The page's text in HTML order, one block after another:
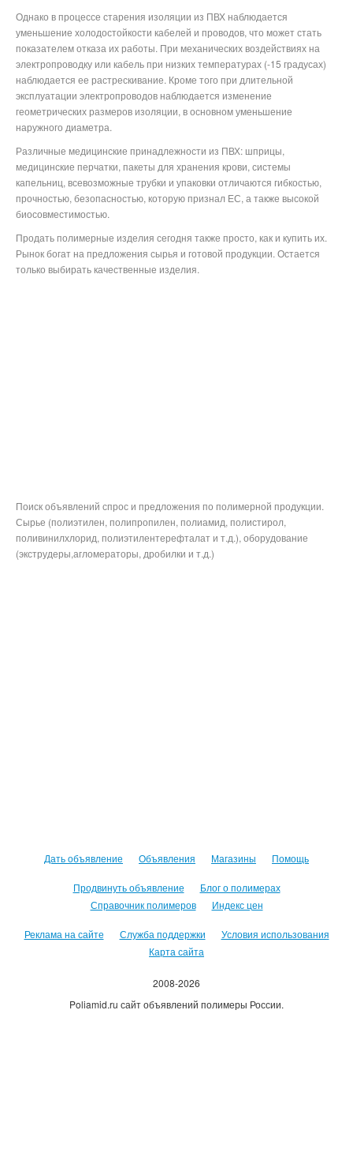
Однако в процессе старения изоляции из ПВХ наблюдается
уменьшение холодостойкости кабелей и проводов, что может стать
показателем отказа их работы. При механических воздействиях на
электропроводку или кабель при низких температурах (-15 градусах)
наблюдается ее растрескивание. Кроме того при длительной
эксплуатации электропроводов наблюдается изменение
геометрических размеров изоляции, в основном уменьшение
наружного диаметра.
Различные медицинские принадлежности из ПВХ: шприцы,
медицинские перчатки, пакеты для хранения крови, системы
капельниц, всевозможные трубки и упаковки отличаются гибкостью,
прочностью, безопасностью, которую признал ЕС, а также высокой
биосовместимостью.
Продать полимерные изделия сегодня также просто, как и купить их.
Рынок богат на предложения сырья и готовой продукции. Остается
только выбирать качественные изделия.
Поиск объявлений спрос и предложения по полимерной продукции.
Сырье (полиэтилен, полипропилен, полиамид, полистирол,
поливинилхлорид, полиэтилентерефталат и т.д.), оборудование
(экструдеры,агломераторы, дробилки и т.д.)
Дать объявление Объявления Магазины Помощь
Продвинуть объявление
Блог о полимерах
Справочник полимеров
Индекс цен
Реклама на сайте Служба поддержки
Условия использования
Карта сайта
2008-2026
Poliamid.ru сайт объявлений полимеры России.